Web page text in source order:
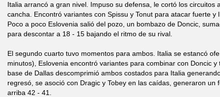
Italia arrancó a gran nivel. Impuso su defensa, le cortó los circuitos
cancha. Encontró variantes con Spissu y Tonut para atacar fuerte
Poco a poco Eslovenia salió del pozo, un bombazo de Doncic,
para descontar a 18 - 15 bajando el ritmo de su rival.
El segundo cuarto tuvo momentos para ambos. Italia se estancó
minutos), Eslovenia encontró variantes para combinar con Doncic
base de Dallas descomprimió ambos costados para Italia
regresó, se asoció con Dragic y Tobey en las caídas, generaron un
arriba 42 - 41.